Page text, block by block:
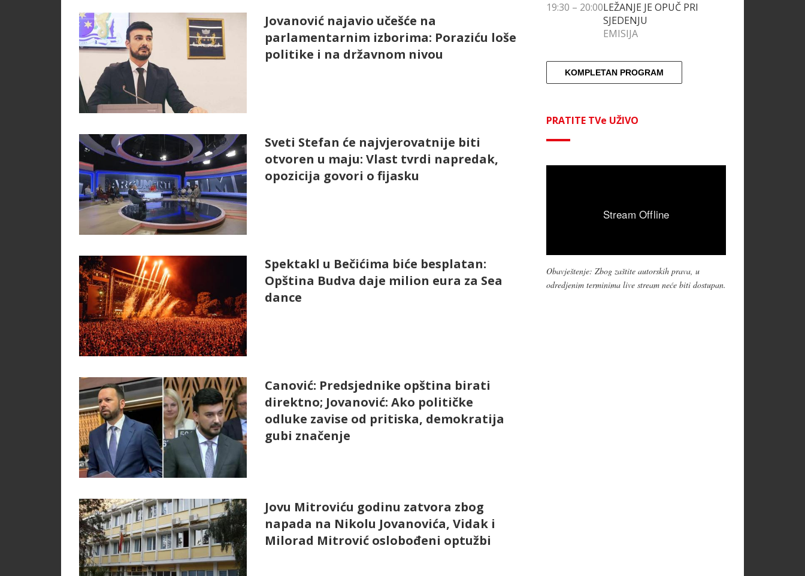
Jovanović najavio učešće na
parlamentarnim izborima: Poraziću loše
politike i na državnom nivou
Sveti Stefan će najvjerovatnije biti
otvoren u maju: Vlast tvrdi napredak,
opozicija govori o fijasku
Spektakl u Bečićima biće besplatan:
Opština Budva daje milion eura za Sea
dance
Canović: Predsjednike opština birati
direktno; Jovanović: Ako političke
odluke zavise od pritiska, demokratija
gubi značenje
Jovu Mitroviću godinu zatvora zbog
napada na Nikolu Jovanovića, Vidak i
Milorad Mitrović oslobođeni optužbi
19:30 – 20:00LEŽANJE JE OPUČ PRI
SJEDENJU
EMISIJA
KOMPLETAN PROGRAM
PRATITE TVe UŽIVO
Obavještenje: Zbog zaštite autorskih prava, u
odredjenim terminima live stream neće biti dostupan.